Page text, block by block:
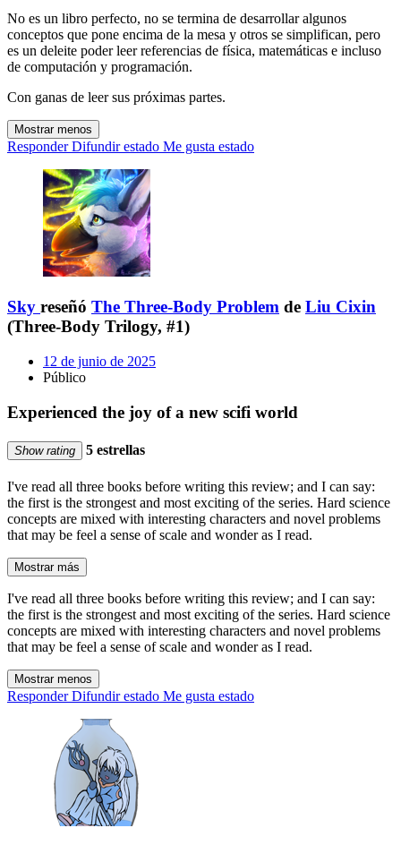
No es un libro perfecto, no se termina de desarrollar algunos
conceptos que pone encima de la mesa y otros se simplifican, pero
es un deleite poder leer referencias de física, matemáticas e incluso
de computación y programación.
Con ganas de leer sus próximas partes.
Mostrar menos
Responder Difundir estado Me gusta estado
Sky reseñó The Three-Body Problem de Liu Cixin
(Three-Body Trilogy, #1)
12 de junio de 2025
Público
Experienced the joy of a new scifi world
Show rating 5 estrellas
I've read all three books before writing this review; and I can say:
the first is the strongest and most exciting of the series. Hard science
concepts are mixed with interesting characters and novel problems
that may be feel a sense of scale and wonder as I read.
Mostrar más
I've read all three books before writing this review; and I can say:
the first is the strongest and most exciting of the series. Hard science
concepts are mixed with interesting characters and novel problems
that may be feel a sense of scale and wonder as I read.
Mostrar menos
Responder Difundir estado Me gusta estado